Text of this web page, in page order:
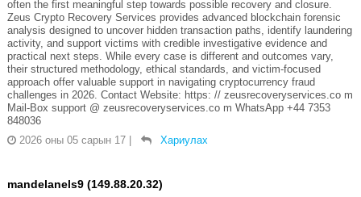
often the first meaningful step towards possible recovery and closure.
Zeus Crypto Recovery Services provides advanced blockchain forensic
analysis designed to uncover hidden transaction paths, identify laundering
activity, and support victims with credible investigative evidence and
practical next steps. While every case is different and outcomes vary,
their structured methodology, ethical standards, and victim-focused
approach offer valuable support in navigating cryptocurrency fraud
challenges in 2026. Contact Website: https: // zeusrecoveryservices.co m
Mail-Box support @ zeusrecoveryservices.co m WhatsApp +44 7353
848036
2026 оны 05 сарын 17
Хариулах
mandelanels9 (149.88.20.32)